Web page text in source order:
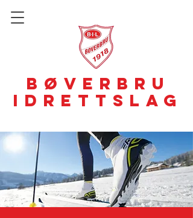
BØVERBRU
IDRETTSLAG